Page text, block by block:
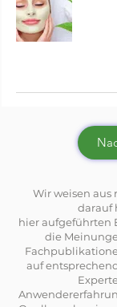
Wir weisen aus
darauf
hier aufgeführten
die
auf